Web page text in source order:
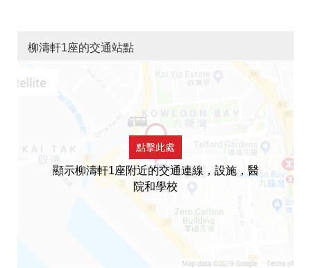
柳濤軒1座的交通站點
點擊此處
顯示柳濤軒1座附近的交通連線，設施，醫
院和學校